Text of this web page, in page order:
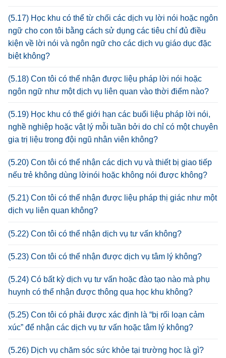
(5.17) Học khu có thể từ chối các dịch vụ lời nói hoặc ngôn
ngữ cho con tôi bằng cách sử dụng các tiêu chí đủ điều
kiện về lời nói và ngôn ngữ cho các dịch vụ giáo dục đặc
biệt không?
(5.18) Con tôi có thể nhận được liệu pháp lời nói hoặc
ngôn ngữ như một dịch vụ liên quan vào thời điểm nào?
(5.19) Học khu có thể giới hạn các buổi liệu pháp lời nói,
nghề nghiệp hoặc vật lý mỗi tuần bởi do chỉ có một chuyên
gia trị liệu trong đội ngũ nhân viên không?
(5.20) Con tôi có thể nhận các dịch vụ và thiết bị giao tiếp
nếu trẻ không dùng lờinói hoặc không nói được không?
(5.21) Con tôi có thể nhận được liệu pháp thị giác như một
dịch vụ liên quan không?
(5.22) Con tôi có thể nhận dịch vụ tư vấn không?
(5.23) Con tôi có thể nhận được dịch vụ tâm lý không?
(5.24) Có bất kỳ dịch vụ tư vấn hoặc đào tạo nào mà phụ
huynh có thể nhận được thông qua học khu không?
(5.25) Con tôi có phải được xác định là “bị rối loạn cảm
xúc” để nhận các dịch vụ tư vấn hoặc tâm lý không?
(5.26) Dịch vụ chăm sóc sức khỏe tại trường học là gì?